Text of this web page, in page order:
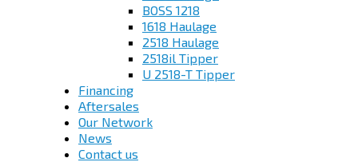
BOSS 1218
1618 Haulage
2518 Haulage
2518il Tipper
U 2518-T Tipper
Financing
Aftersales
Our Network
News
Contact us